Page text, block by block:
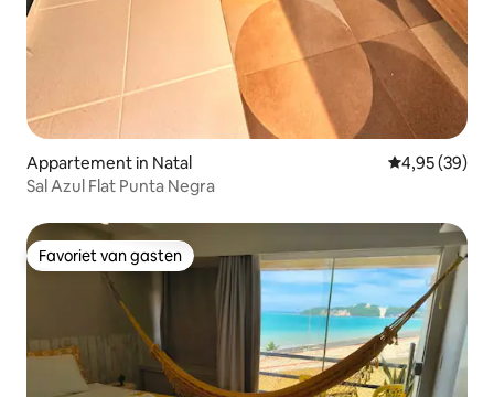
Appartement in Natal Gemiddelde
4,95 (39)
Sal Azul Flat Punta Negra
Favoriet van gasten
Favoriet van gasten